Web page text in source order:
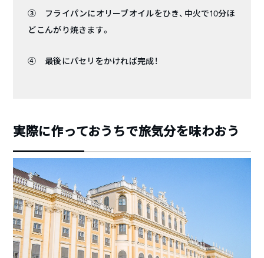
③ フライパンにオリーブオイルをひき、中火で10分ほ
どこんがり焼きます。
④ 最後にパセリをかければ完成！
実際に作っておうちで旅気分を味わおう